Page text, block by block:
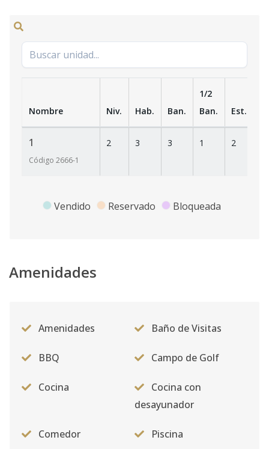
Nombre Niv. Hab. Ban.
1/2
Ban.
Est.
1
Código 2666-1
2 3 3 1 2
Vendido Reservado Bloqueada
Amenidades
Amenidades Baño de Visitas
BBQ Campo de Golf
Cocina
Cocina con
desayunador
Comedor Piscina